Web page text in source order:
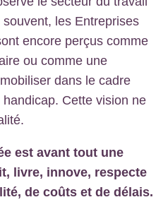
les Entreprises
encore perçus comme
ou comme une
dans le cadre
Cette vision ne
est avant tout une
livre, innove, respecte
de coûts et de délais.